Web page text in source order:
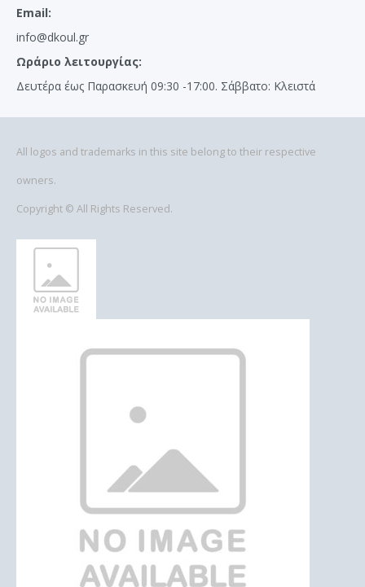
Email:
info@dkoul.gr
Ωράριο λειτουργίας:
Δευτέρα έως Παρασκευή 09:30 -17:00. Σάββατο: Κλειστά
All logos and trademarks in this site belong to their respective
owners.
Copyright © All Rights Reserved.